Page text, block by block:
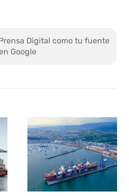
Digital como tu fuente
Google